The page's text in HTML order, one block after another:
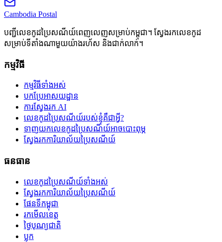
Cambodia Postal
បញ្ជីលេខកូដប្រៃសណីយ៍ពេញលេញសម្រាប់កម្ពុជា។ ស្វែងរកលេខកូដ
សម្រាប់ទីតាំងណាមួយយ៉ាងរហ័ស និងជាក់លាក់។
កម្មវិធី
កម្មវិធីទាំងអស់
បកប្រែអាសយដ្ឋាន
ការស្វែងរក AI
លេខកូដប្រៃសណីយ៍របស់ខ្ញុំគឺជាអ្វី?
ទាញយកលេខកូដប្រៃសណីយ៍អាចបោះពុម្ភ
ស្វែងរកការិយាល័យប្រៃសណីយ៍
ធនធាន
លេខកូដប្រៃសណីយ៍ទាំងអស់
ស្វែងរកការិយាល័យប្រៃសណីយ៍
ផែនទីកម្ពុជា
រកមើលខេត្ត
ថ្ងៃបុណ្យជាតិ
ប្លុក